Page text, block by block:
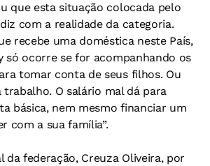
que esta situação colocada pelo
com a realidade da categoria.
recebe uma doméstica neste País,
só ocorre se for acompanhando os
tomar conta de seus filhos. Ou
trabalho. O salário mal dá para
básica, nem mesmo financiar um
com a sua família”.
da federação, Creuza Oliveira, por